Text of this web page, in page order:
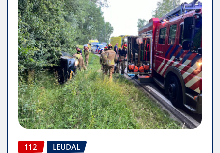
112 LEUDAL